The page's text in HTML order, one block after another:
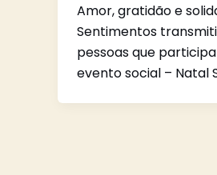
Amor, gratidão e
Sentimentos
pessoas que
evento social – Natal